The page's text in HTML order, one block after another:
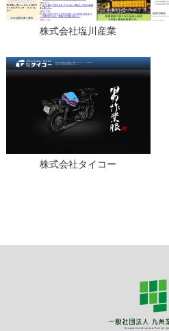
株式会社塩川産業
株式会社タイコー